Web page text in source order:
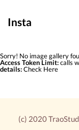
Insta
Sorry! No image gallery
Access Token Limit:calls
details:Check Here
(c) 2020